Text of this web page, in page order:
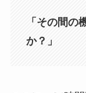
「その間の
か？」